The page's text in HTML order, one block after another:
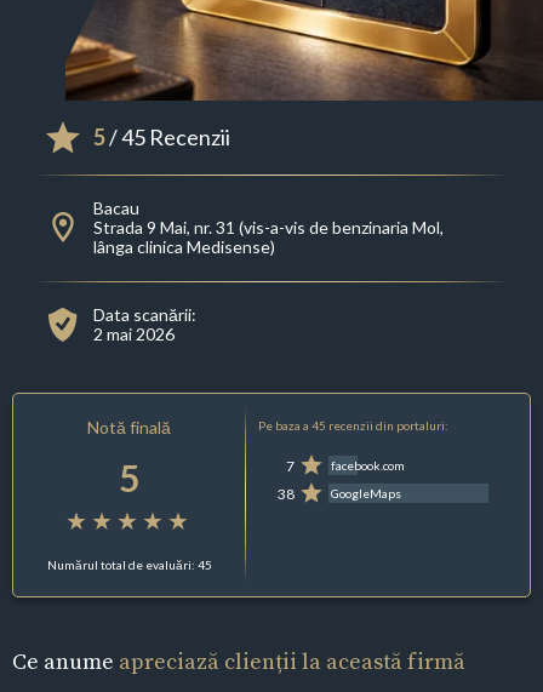
5/ 45 Recenzii
Bacau
Strada 9 Mai, nr. 31 (vis-a-vis de benzinaria Mol,
lânga clinica Medisense)
Data scanării:
2 mai 2026
Notă finală
5
Numărul total de evaluări: 45
Pe baza a 45 recenzii din portaluri:
7 facebook.com
38 GoogleMaps
Ce anume apreciază clienții la această firmă